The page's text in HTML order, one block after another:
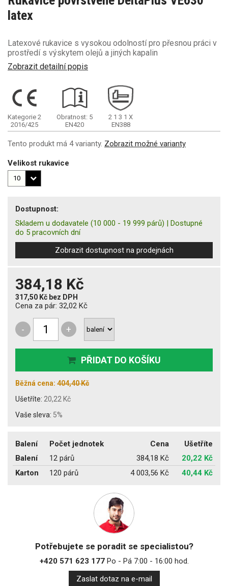
latex
Latexové rukavice s vysokou odolností pro přesnou práci v
prostředí s výskytem olejů a jiných kapalin
Zobrazit detailní popis
Kategorie 2
2016/425
Obratnost: 5
EN420
2 1 3 1 X
EN388
Tento produkt má 4 varianty. Zobrazit možné varianty
Velikost rukavice
Dostupnost:
Skladem u dodavatele (10 000 - 19 999 párů) | Dostupné
do 5 pracovních dní
Zobrazit dostupnost na prodejnách
384,18 Kč
317,50 Kč bez DPH
Cena za pár: 32,02 Kč
- +
PŘIDAT DO KOŠÍKU
Běžná cena: 404,40 Kč
Ušetříte: 20,22 Kč
Vaše sleva: 5%
Balení Počet jednotek Cena
Ušetříte
Balení
12 párů 384,18 Kč
20,22 Kč
Karton
120 párů 4 003,56 Kč 40,44 Kč
Potřebujete se poradit se specialistou?
+420 571 623 177Po - Pá 7:00 - 16:00 hod.
Zaslat dotaz na e-mail